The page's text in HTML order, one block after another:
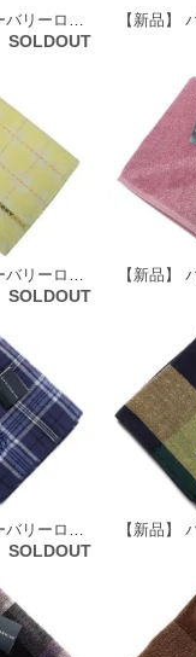
【新品】 バーバリーロンドン BURBERRY LONDON タオルハンカチ 64892
SOLDOUT
【新品】 バーバリーロンドン BURBERRY LONDON タオルハンカチ 67443
SOLDOUT
【新品】 バーバリーロンドン BURBERRY LONDON ガーゼ タオルハンカチ 65790
SOLDOUT